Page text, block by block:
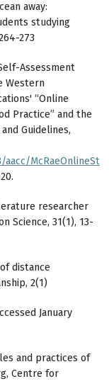
away:
studying
273
Assessment
Western
“Online
Practice” and the
Guidelines,
McRaeOnlineSt
researcher
Science, 31(1), 13-
distance
2(1)
January
and practices of
Centre for